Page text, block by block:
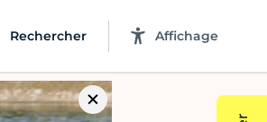
Rechercher Affichage